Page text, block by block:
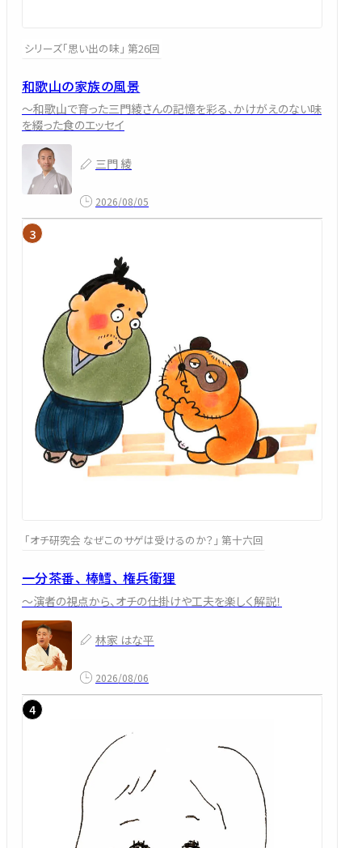
シリーズ「思い出の味」 第26回
和歌山の家族の風景
～和歌山で育った三門綾さんの記憶を彩る、かけがえのない味
を綴った食のエッセイ
三門 綾
2026/08/05
「オチ研究会 なぜこのサゲは受けるのか？」 第十六回
一分茶番、 棒鱈、 権兵衛狸
～演者の視点から、オチの仕掛けや工夫を楽しく解説！
林家 はな平
2026/08/06